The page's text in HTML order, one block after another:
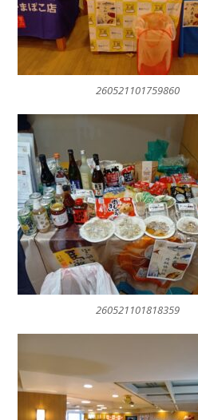
260521101759860
260521101818359